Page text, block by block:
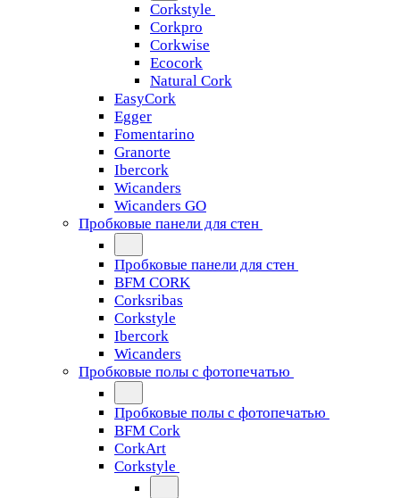
Corkstyle
Corkpro
Corkwise
Ecocork
Natural Cork
EasyCork
Egger
Fomentarino
Granorte
Ibercork
Wicanders
Wicanders GO
Пробковые панели для стен
Пробковые панели для стен
BFM CORK
Corksribas
Corkstyle
Ibercork
Wicanders
Пробковые полы с фотопечатью
Пробковые полы с фотопечатью
BFM Cork
CorkArt
Corkstyle